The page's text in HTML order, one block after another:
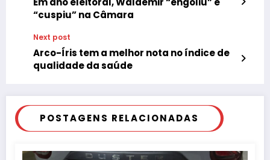
“cuspiu” na Câmara
Next post
Arco-Íris tem a melhor nota no índice de
qualidade da saúde
POSTAGENS RELACIONADAS